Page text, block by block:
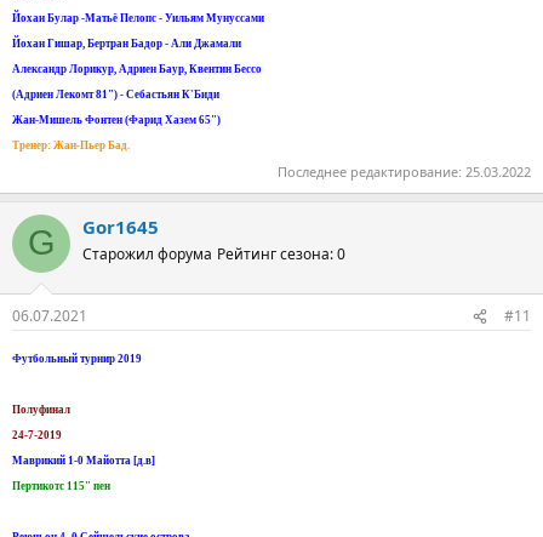
Йохан Булар -Матьё Пелопс - Уильям Мунуссами
Йохан Гишар, Бертран Бадор - Али Джамали
Александр Лорикур, Адриен Баур, Квентин Бессо
(Адриен Лекомт 81") - Себастьян К'Биди
Жан-Мишель Фонтен (Фарид Хазем 65")
Тренер: Жан-Пьер Бад.
Последнее редактирование: 25.03.2022
G Gor1645
Старожил форума Рейтинг сезона: 0
06.07.2021 #11
Футбольный турнир 2019
Полуфинал
24-7-2019
Маврикий 1-0 Майотта [д.в]
Пертикотс 115" пен